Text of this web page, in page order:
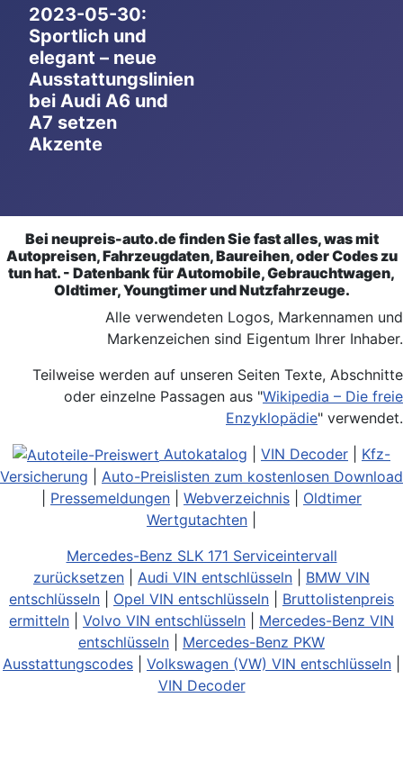
2023-05-30:
Sportlich und
elegant – neue
Ausstattungslinien
bei Audi A6 und
A7 setzen
Akzente
Bei neupreis-auto.de finden Sie fast alles, was mit
Autopreisen, Fahrzeugdaten, Baureihen, oder Codes zu
tun hat. - Datenbank für Automobile, Gebrauchtwagen,
Oldtimer, Youngtimer und Nutzfahrzeuge.
Alle verwendeten Logos, Markennamen und
Markenzeichen sind Eigentum Ihrer Inhaber.
Teilweise werden auf unseren Seiten Texte, Abschnitte
oder einzelne Passagen aus "Wikipedia – Die freie
Enzyklopädie" verwendet.
Autokatalog
VIN Decoder
Kfz-
Versicherung
Auto-Preislisten zum kostenlosen Download
Pressemeldungen Webverzeichnis
Oldtimer
Wertgutachten
Mercedes-Benz SLK 171 Serviceintervall
zurücksetzen
Audi VIN entschlüsseln
BMW VIN
entschlüsseln
Opel VIN entschlüsseln
Bruttolistenpreis
ermitteln
Volvo VIN entschlüsseln
Mercedes-Benz VIN
entschlüsseln
Mercedes-Benz PKW
Ausstattungscodes
Volkswagen (VW) VIN entschlüsseln
VIN Decoder